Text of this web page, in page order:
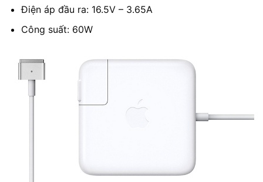
Điện áp đầu ra: 16.5V – 3.65A
Công suất: 60W